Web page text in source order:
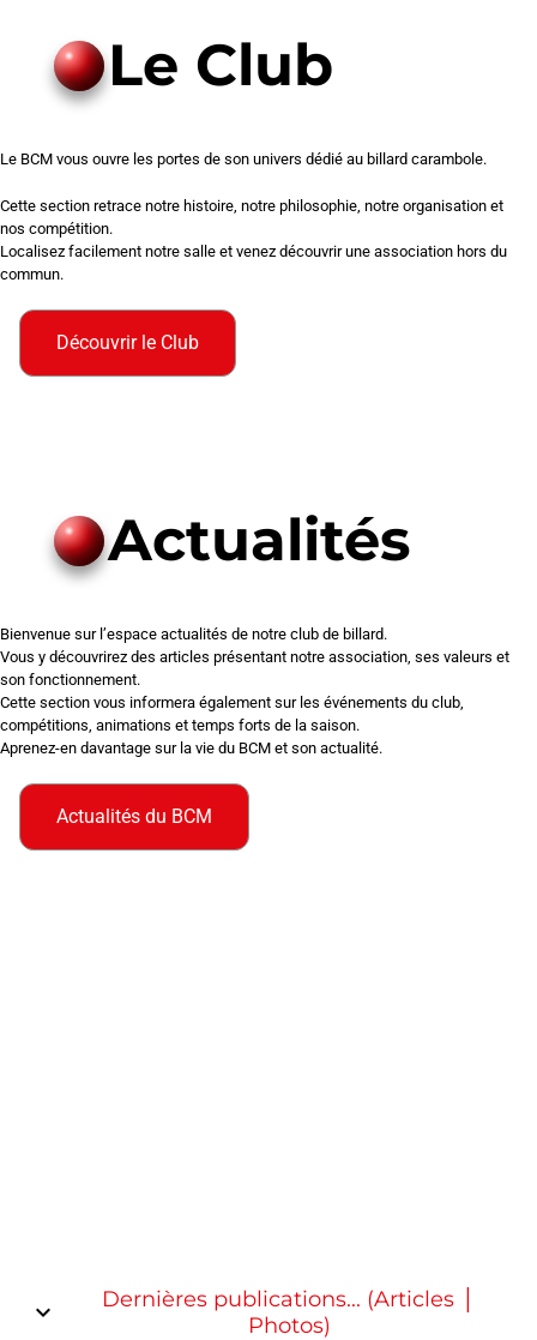
Le Club
Le BCM vous ouvre les portes de son univers dédié au billard carambole.
Cette section retrace notre histoire, notre philosophie, notre organisation et
nos compétition.
Localisez facilement notre salle et venez découvrir une association hors du
commun.
Découvrir le Club
Actualités
Bienvenue sur l’espace actualités de notre club de billard.
Vous y découvrirez des articles présentant notre association, ses valeurs et
son fonctionnement.
Cette section vous informera également sur les événements du club,
compétitions, animations et temps forts de la saison.
Aprenez-en davantage sur la vie du BCM et son actualité.
Actualités du BCM
Dernières publications... (Articles │
Photos)